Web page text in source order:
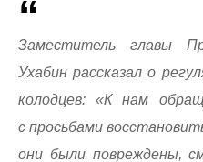
Заместитель главы
Ухабин рассказал о
колодцев: «К нам
с просьбами
они были повреждены,